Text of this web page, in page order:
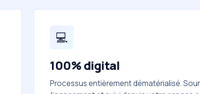
💻
100% digital
Processus entièrement dématérialisé.